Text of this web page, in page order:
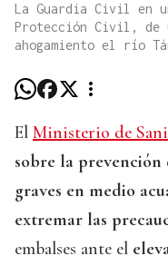
La Guardia Civil en
Protección Civil, de
ahogamiento el río
El Ministerio de
sobre la prevención
graves en medio
extremar las
embalses ante el